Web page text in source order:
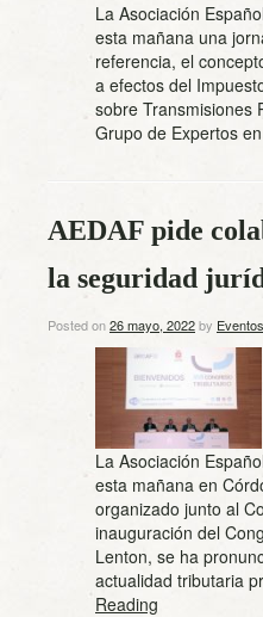
La Asociación
esta mañana una
referencia, el
a efectos del
sobre Transmisiones
Grupo de Expertos en
AEDAF pide
la seguridad
Posted on26 mayo, 2022by
La Asociación
esta mañana en
organizado junto al
inauguración del
Lenton, se ha
actualidad tributaria
Reading